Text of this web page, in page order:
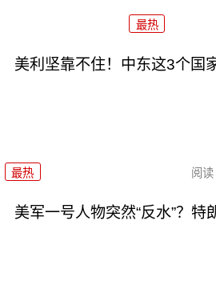
最热
美利坚靠不住！中东这3个国
最热 阅读
美军一号人物突然“反水”？特